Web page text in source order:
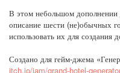
В этом небольшом
описание шести (не)обычных
использовать их для создания
Создано для гейм-джема
itch.io/jam/grand-hotel-